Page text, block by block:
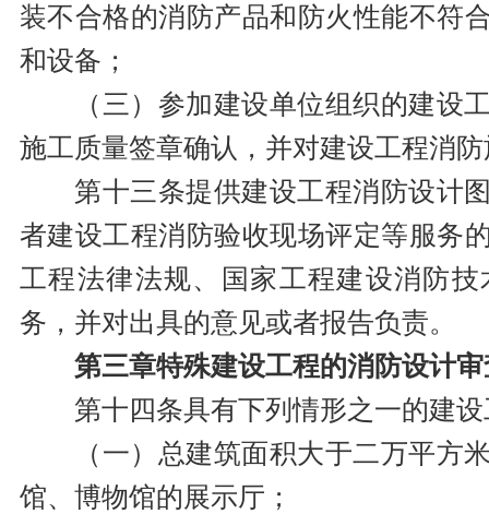
装不合格的消防产品和防火性能不符
和设备；
（三）参加建设单位组织的建设
施工质量签章确认，并对建设工程消
第十三条提供建设工程消防设计
者建设工程消防验收现场评定等服务
工程法律法规、国家工程建设消防
务，并对出具的意见或者报告负责。
第三章特殊建设工程的消防设计
第十四条具有下列情形之一的建
（一）总建筑面积大于二万平方
馆、博物馆的展示厅；